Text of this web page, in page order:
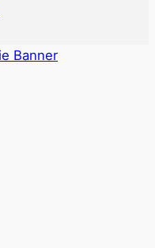
Banner